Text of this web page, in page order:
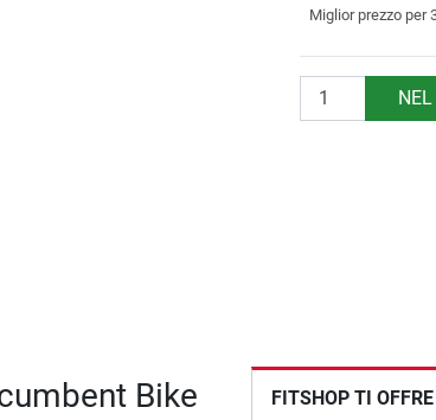
Miglior prezzo per
Quantità
Bike FITSHOP TI OFFRE